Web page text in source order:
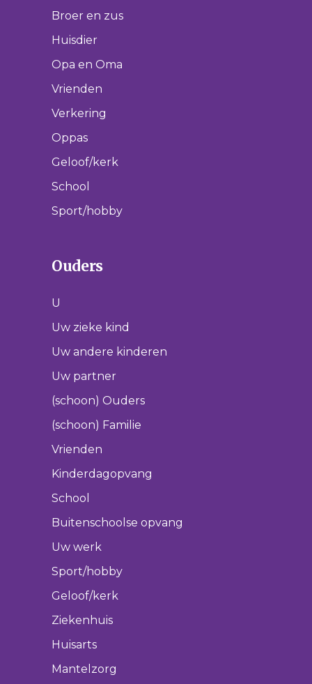
Broer en zus
Huisdier
Opa en Oma
Vrienden
Verkering
Oppas
Geloof/kerk
School
Sport/hobby
Ouders
U
Uw zieke kind
Uw andere kinderen
Uw partner
(schoon) Ouders
(schoon) Familie
Vrienden
Kinderdagopvang
School
Buitenschoolse opvang
Uw werk
Sport/hobby
Geloof/kerk
Ziekenhuis
Huisarts
Mantelzorg